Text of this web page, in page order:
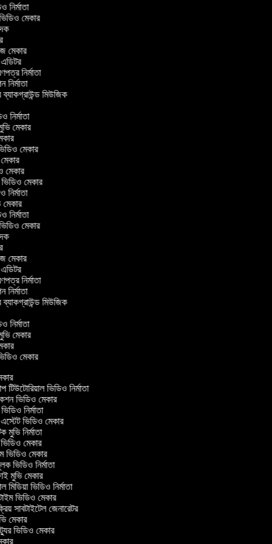
নির্মাতা
মেকার
মেকার
এডিটর
নির্মাতা
নির্মাতা
ব্যাকগ্রাউন্ড মিউজিক
নির্মাতা
মেকার
মেকার
মেকার
মেকার
মেকার
নির্মাতা
মেকার
নির্মাতা
মেকার
মেকার
এডিটর
নির্মাতা
নির্মাতা
ব্যাকগ্রাউন্ড মিউজিক
নির্মাতা
মেকার
মেকার
ভিডিও নির্মাতা
ভিডিও মেকার
নির্মাতা
ভিডিও মেকার
মুভি নির্মাতা
মেকার
ভিডিও মেকার
ভিডিও নির্মাতা
মুভি মেকার
ভিডিও নির্মাতা
ভিডিও মেকার
সাবটাইটেল জেনারেটর
মেকার
ভিডিও মেকার